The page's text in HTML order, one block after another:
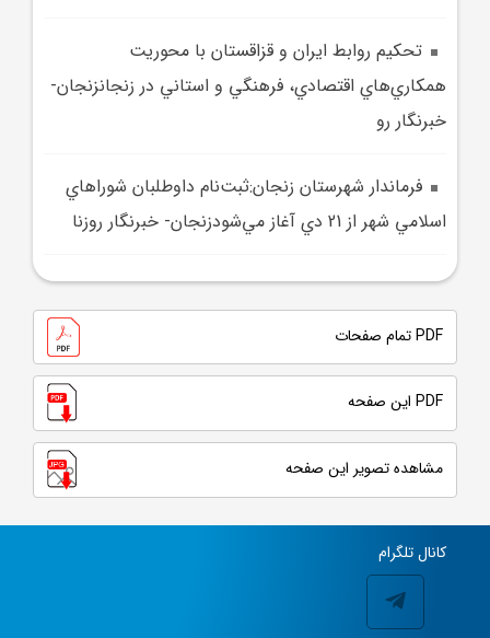
تحکيم روابط ايران و قزاقستان با محوريت
همکاري‌هاي اقتصادي، فرهنگي و استاني در زنجانزنجان-
خبرنگار رو
فرماندار شهرستان زنجان:ثبت‌نام داوطلبان شوراهاي
اسلامي شهر از 21 دي‌ آغاز مي‌شودزنجان- خبرنگار روزنا
PDF تمام صفحات
PDF این صفحه
مشاهده تصویر این صفحه
کانال تلگرام